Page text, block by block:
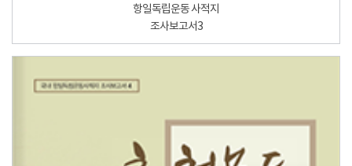
항일독립운동 사적지
조사보고서3